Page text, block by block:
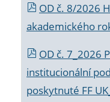
OD č. 8/2026
akademického
OD č. 7_2026
institucionální
poskytnuté FF